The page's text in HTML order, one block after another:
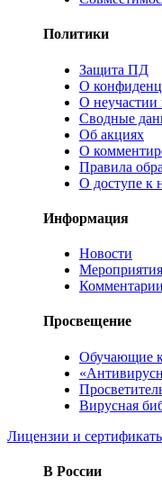
Политики
Защита ПД
О
О неучастии
Сводные
Об акциях
О
Правила
О доступе к
Информация
Новости
Мероприятия
Просвещение
Обучающие
Вирусная
Лицензии и
В России